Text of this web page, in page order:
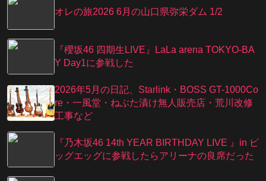
オレの旅2026 6月の山口県弥栄ダム 1/2
『櫻坂46 四期生LIVE』LaLa arena TOKYO-BA
Y Day1に参戦した
2026年5月の日記、Starlink・BOSS GT-1000Co
re・一風堂・ねぶた漬け無人販売店・荒川改修
工事など
『乃⽊坂46 14th YEAR BIRTHDAY LIVE 』in ビ
ッグエッグに参戦したらアリーナの良席だった